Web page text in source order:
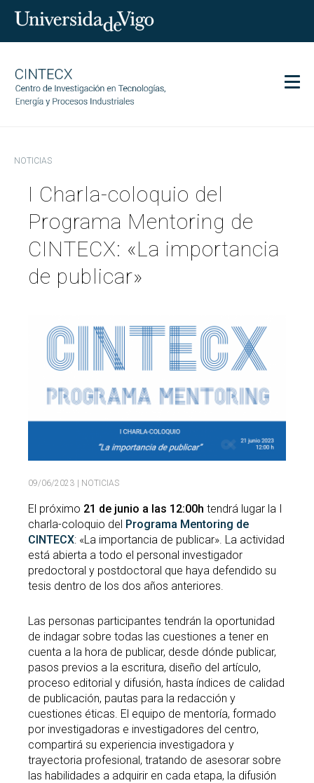
Investigación
Transferencia
Servicios
Ciencia y sociedad
Igualdad
EN Search
BuscarBUSCAR InstagramYoutubeLinkedin
NOTICIAS
I Charla-coloquio del
Programa Mentoring de
CINTECX: «La importancia
de publicar»
09/06/2023 | NOTICIAS
El próximo 21 de junio a las 12:00h tendrá lugar la I
charla-coloquio del Programa Mentoring de
CINTECX: «La importancia de publicar». La actividad
está abierta a todo el personal investigador
predoctoral y postdoctoral que haya defendido su
tesis dentro de los dos años anteriores.
Las personas participantes tendrán la oportunidad
de indagar sobre todas las cuestiones a tener en
cuenta a la hora de publicar, desde dónde publicar,
pasos previos a la escritura, diseño del artículo,
proceso editorial y difusión, hasta índices de calidad
de publicación, pautas para la redacción y
cuestiones éticas. El equipo de mentoría, formado
por investigadoras e investigadores del centro,
compartirá su experiencia investigadora y
trayectoria profesional, tratando de asesorar sobre
las habilidades a adquirir en cada etapa, la difusión